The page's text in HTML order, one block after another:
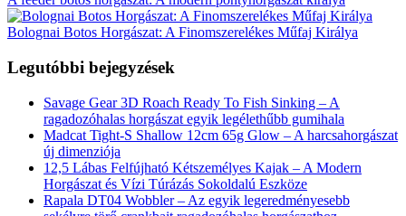
Bolognai Botos Horgászat: A Finomszerelékes Műfaj Királya
Legutóbbi bejegyzések
Savage Gear 3D Roach Ready To Fish Sinking – A
ragadozóhalas horgászat egyik legélethűbb gumihala
Madcat Tight-S Shallow 12cm 65g Glow – A harcsahorgászat
új dimenziója
12,5 Lábas Felfújható Kétszemélyes Kajak – A Modern
Horgászat és Vízi Túrázás Sokoldalú Eszköze
Rapala DT04 Wobbler – Az egyik legeredményesebb